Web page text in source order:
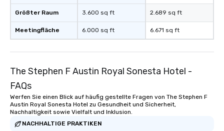
Größter Raum
Meetingfläche
3.600 sq ft
6.000 sq ft
2.689 sq ft
6.671 sq ft
The Stephen F Austin Royal Sonesta Hotel -
FAQs
Werfen Sie einen Blick auf häufig gestellte Fragen von The Stephen F
Austin Royal Sonesta Hotel zu Gesundheit und Sicherheit,
Nachhaltigkeit sowie Vielfalt und Inklusion.
NACHHALTIGE PRAKTIKEN